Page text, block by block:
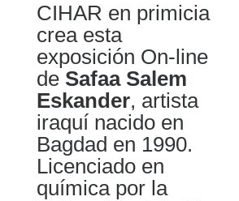
CIHAR en primicia
crea esta
exposición On-line
de Safaa Salem
Eskander, artista
iraquí nacido en
Bagdad en 1990.
Licenciado en
química por la